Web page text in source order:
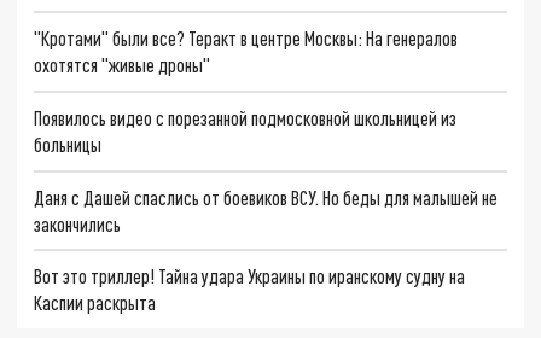
"Кротами" были все? Теракт в центре Москвы: На генералов
охотятся "живые дроны"
Появилось видео с порезанной подмосковной школьницей из
больницы
Даня с Дашей спаслись от боевиков ВСУ. Но беды для малышей не
закончились
Вот это триллер! Тайна удара Украины по иранскому судну на
Каспии раскрыта